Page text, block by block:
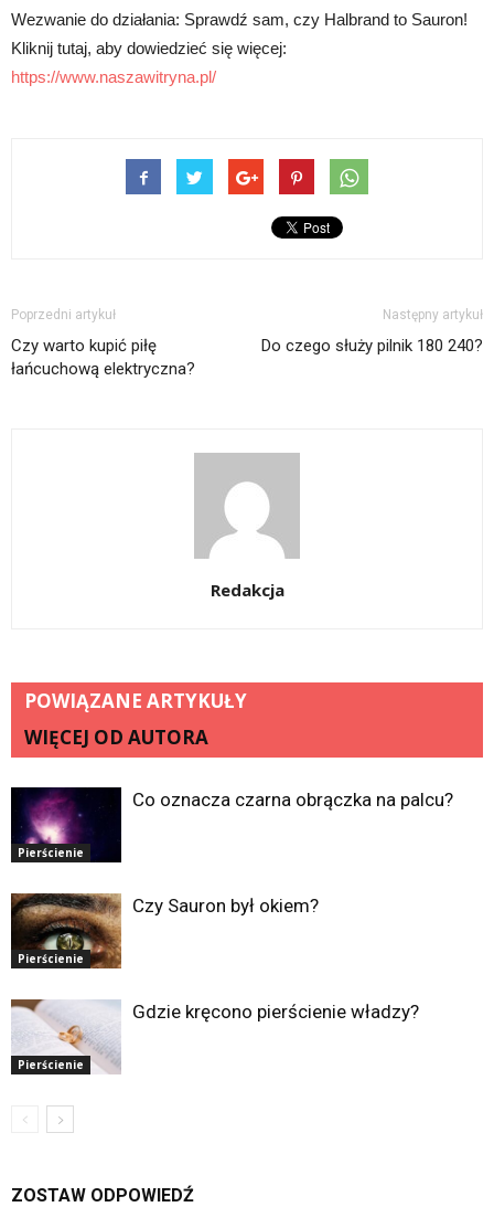
Wezwanie do działania: Sprawdź sam, czy Halbrand to Sauron!
Kliknij tutaj, aby dowiedzieć się więcej:
https://www.naszawitryna.pl/
Poprzedni artykuł
Czy warto kupić piłę
łańcuchową elektryczna?
Następny artykuł
Do czego służy pilnik 180 240?
Redakcja
POWIĄZANE ARTYKUŁY
WIĘCEJ OD AUTORA
Pierścienie
Co oznacza czarna obrączka na palcu?
Pierścienie
Czy Sauron był okiem?
Pierścienie
Gdzie kręcono pierścienie władzy?
ZOSTAW ODPOWIEDŹ